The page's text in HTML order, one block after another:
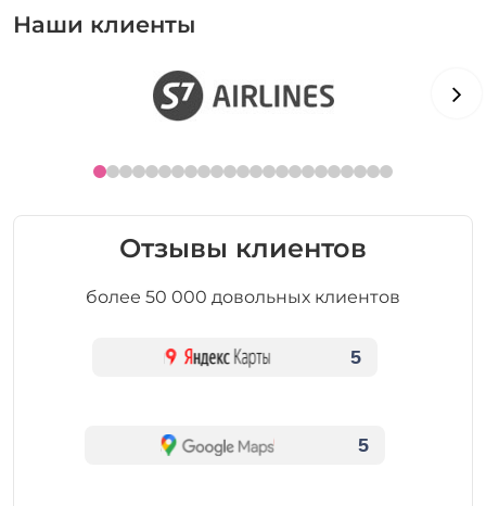
Наши клиенты
Отзывы клиентов
более 50 000 довольных клиентов
5
5